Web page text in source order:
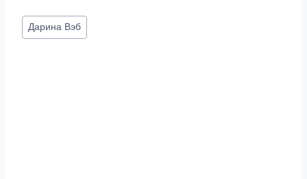
Метки
записи:
Дарина Вэб